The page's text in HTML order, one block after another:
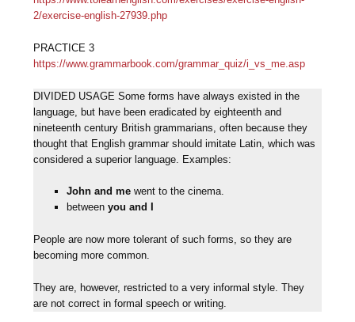
2/exercise-english-27939.php
PRACTICE 3
https://www.grammarbook.com/grammar_quiz/i_vs_me.asp
DIVIDED USAGE Some forms have always existed in the
language, but have been eradicated by eighteenth and
nineteenth century British grammarians, often because they
thought that English grammar should imitate Latin, which was
considered a superior language. Examples:
John and me went to the cinema.
betweenyou and I
People are now more tolerant of such forms, so they are
becoming more common.
They are, however, restricted to a very informal style. They
are not correct in formal speech or writing.